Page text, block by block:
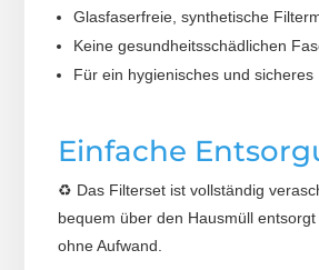
Glasfaserfreie, synthetische
Keine gesundheitsschädlichen
Für ein hygienisches und sicheres
Einfache
♻️ Das Filterset ist vollständig
bequem über den Hausmüll
ohne Aufwand.